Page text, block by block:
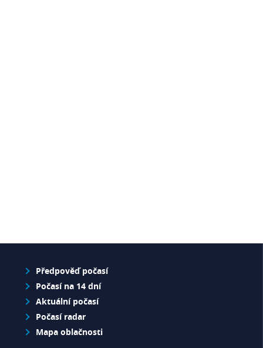
Předpověď počasí
Počasí na 14 dní
Aktuální počasí
Počasí radar
Mapa oblačnosti